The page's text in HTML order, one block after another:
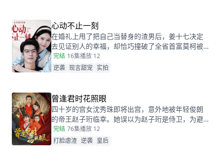
都五大豪门。为找父亲，他提升实力，婚后与苏轻
眉一同前往京都。
心动不止一刻
在婚礼上甩了把自己当替身的渣男后，姜十七决定
去见证别人的幸福，却恰巧撞破了全省首富莫柯被
当众逃婚的尴尬时刻。瞬间的悲愤交加，让姜十七
鼓起勇气见义勇为，上台演着戏嫁给了莫柯。但姜
还让她闯进了莫柯的心里。事后，莫柯购买了姜十
七所在的公司，成了空降的老板，开始了自己的茫
茫追妻之旅……
完结 16集播放 12
逆袭 现言甜宠 实拍
曾逢君时花照眼
四十岁的宫女沈秀珠即将出宫，意外地被年轻俊朗
的帝王赵子珩临幸。她误以为赵子珩是侍卫，为避
免淫秽后宫的罪罚，惊恐之下选择了逃离。六年
后，沈秀珠携龙凤胎现身宫廷百子宴，却被亲族羞
完结 76集播放 12
打脸虐渣 逆袭 皇后